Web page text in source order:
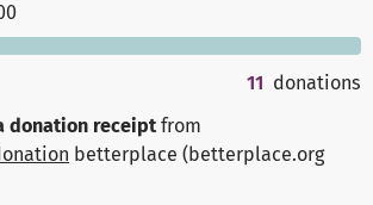
11 donations
donation receipt from
betterplace (betterplace.org